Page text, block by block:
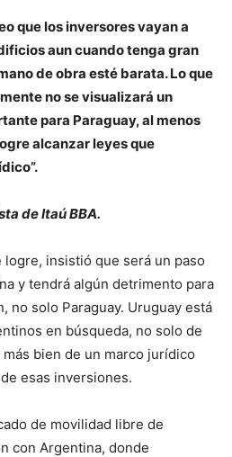
que los inversores vayan a
aun cuando tenga gran
de obra esté barata. Lo que
no se visualizará un
para Paraguay, al menos
alcanzar leyes que
de Itaú BBA.
insistió que será un paso
y tendrá algún detrimento para
no solo Paraguay. Uruguay está
en búsqueda, no solo de
bien de un marco jurídico
esas inversiones.
de movilidad libre de
con Argentina, donde